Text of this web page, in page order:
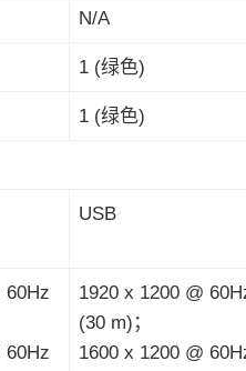
N/A
1 (绿色)
1 (绿色)
USB
60Hz
60Hz
1920 x 1200 @
(30 m)；
1600 x 1200 @